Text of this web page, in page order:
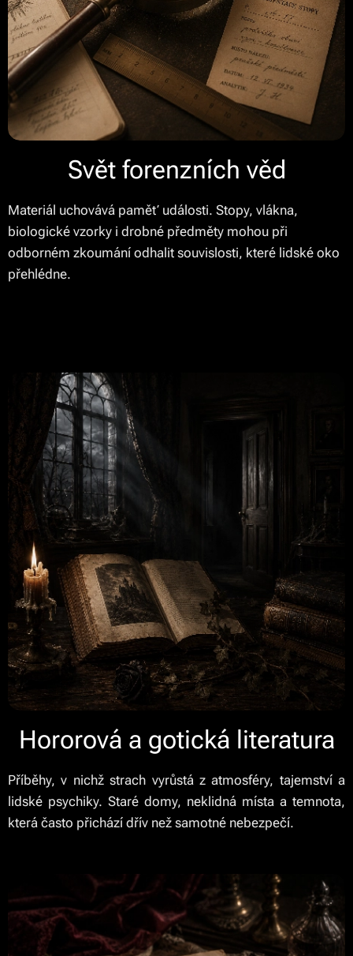
Svět forenzních věd
Materiál uchovává paměť události. Stopy, vlákna,
biologické vzorky i drobné předměty mohou při
odborném zkoumání odhalit souvislosti, které lidské oko
přehlédne.
Hororová a gotická literatura
Příběhy, v nichž strach vyrůstá z atmosféry, tajemství a
lidské psychiky. Staré domy, neklidná místa a temnota,
která často přichází dřív než samotné nebezpečí.